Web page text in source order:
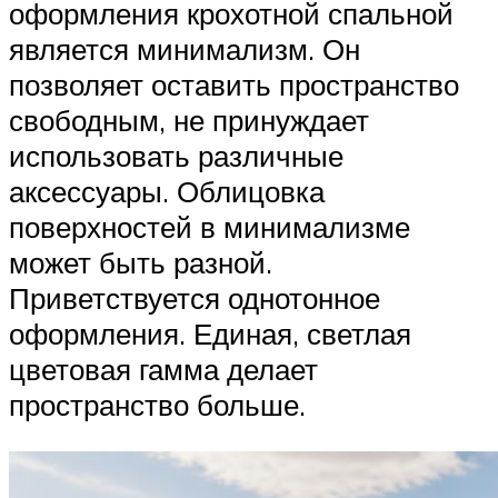
оформления крохотной спальной
является минимализм. Он
позволяет оставить пространство
свободным, не принуждает
использовать различные
аксессуары. Облицовка
поверхностей в минимализме
может быть разной.
Приветствуется однотонное
оформления. Единая, светлая
цветовая гамма делает
пространство больше.